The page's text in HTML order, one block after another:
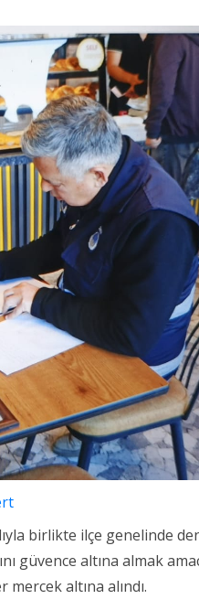
birlikte ilçe genelinde
güvence altına almak
altına alındı.